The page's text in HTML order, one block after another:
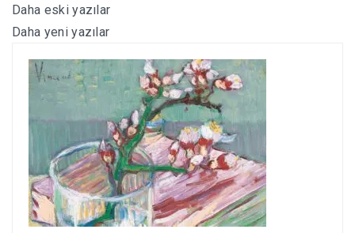
Yazı
gezinmesi
Daha eski yazılar
Daha yeni yazılar